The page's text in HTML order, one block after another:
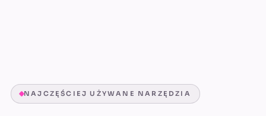
NAJCZĘŚCIEJ UŻYWANE NARZĘDZIA